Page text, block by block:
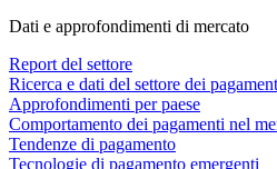
Dati e approfondimenti di mercato
Report del settore
Ricerca e dati del settore dei
Approfondimenti per paese
Comportamento dei pagamenti nel
Tendenze di pagamento
Tecnologie di pagamento emergenti